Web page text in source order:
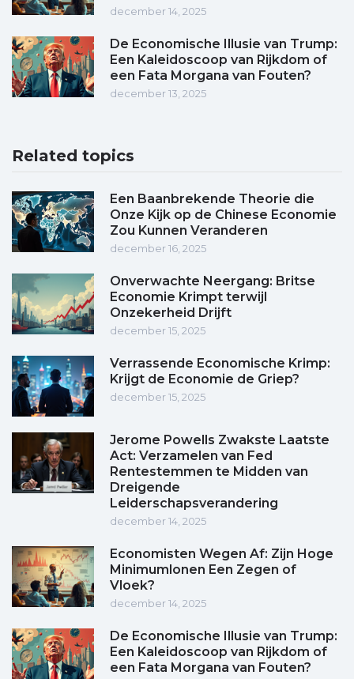
december 14, 2025
De Economische Illusie van Trump:
Een Kaleidoscoop van Rijkdom of
een Fata Morgana van Fouten?
december 13, 2025
Related topics
Een Baanbrekende Theorie die
Onze Kijk op de Chinese Economie
Zou Kunnen Veranderen
december 16, 2025
Onverwachte Neergang: Britse
Economie Krimpt terwijl
Onzekerheid Drijft
december 15, 2025
Verrassende Economische Krimp:
Krijgt de Economie de Griep?
december 15, 2025
Jerome Powells Zwakste Laatste
Act: Verzamelen van Fed
Rentestemmen te Midden van
Dreigende
Leiderschapsverandering
december 14, 2025
Economisten Wegen Af: Zijn Hoge
Minimumlonen Een Zegen of
Vloek?
december 14, 2025
De Economische Illusie van Trump:
Een Kaleidoscoop van Rijkdom of
een Fata Morgana van Fouten?